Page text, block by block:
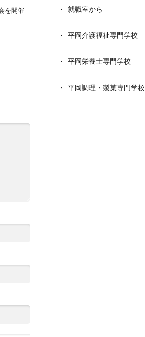
を開催
就職室から
平岡介護福祉専門学校
平岡栄養士専門学校
平岡調理・製菓専門学校